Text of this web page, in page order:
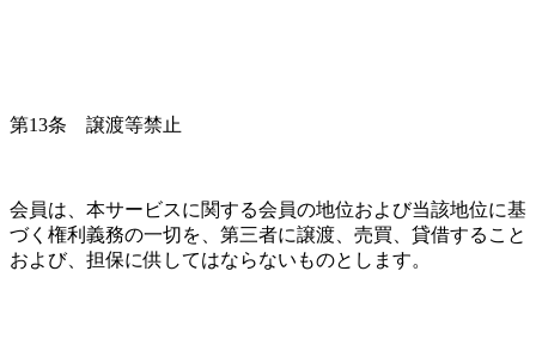
第13条　譲渡等禁止
会員は、本サービスに関する会員の地位および当該地位に基
づく権利義務の一切を、第三者に譲渡、売買、貸借すること
および、担保に供してはならないものとします。